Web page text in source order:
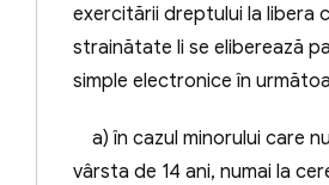
exercitării dreptului la libera
strainătate li se eliberează
simple electronice în
a) în cazul minorului care
vârsta de 14 ani, numai la